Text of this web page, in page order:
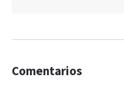
Comentarios